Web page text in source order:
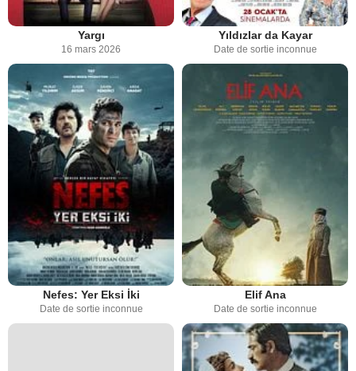
Yargı
16 mars 2026
Yıldızlar da Kayar
Date de sortie inconnue
Nefes: Yer Eksi İki
Date de sortie inconnue
Elif Ana
Date de sortie inconnue